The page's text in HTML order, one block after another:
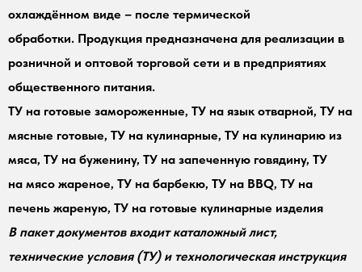
охлаждённом виде – после термической
обработки. Продукция предназначена для реализации в
розничной и оптовой торговой сети и в предприятиях
общественного питания.
ТУ на готовые замороженные, ТУ на язык отварной, ТУ на
мясные готовые, ТУ на кулинарные, ТУ на кулинарию из
мяса, ТУ на буженину, ТУ на запеченную говядину, ТУ
на мясо жареное, ТУ на барбекю, ТУ на BBQ, ТУ на
печень жареную, ТУ на готовые кулинарные изделия
В пакет документов входит каталожный лист,
технические условия (ТУ) и технологическая инструкция